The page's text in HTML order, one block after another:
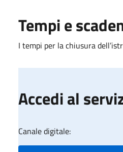
Tempi e
I tempi per la chiusura
Accedi al
Canale digitale: